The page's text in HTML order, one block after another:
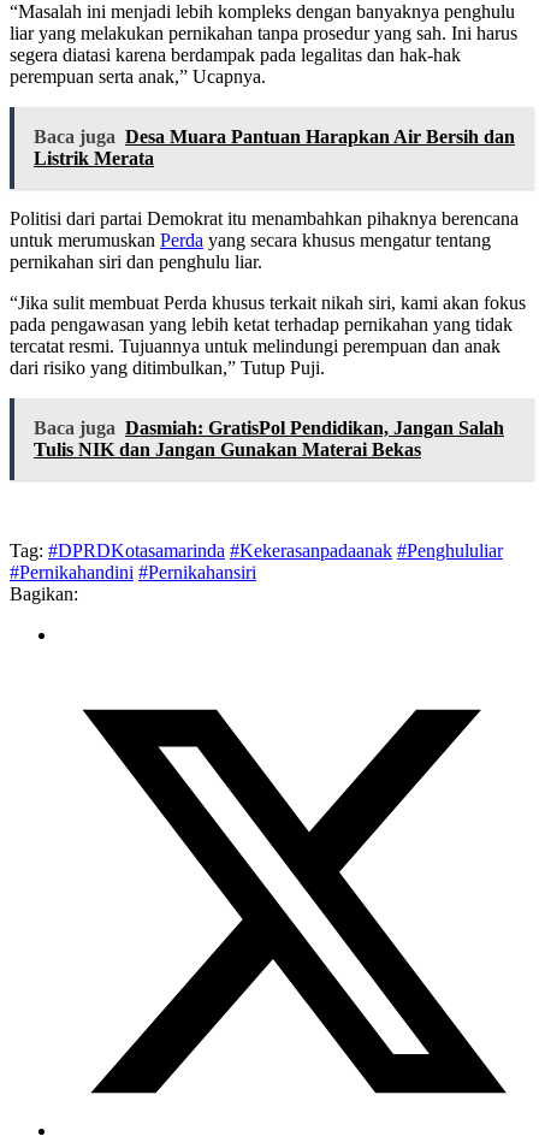
“Masalah ini menjadi lebih kompleks dengan banyaknya penghulu
liar yang melakukan pernikahan tanpa prosedur yang sah. Ini harus
segera diatasi karena berdampak pada legalitas dan hak-hak
perempuan serta anak,” Ucapnya.
Baca juga Desa Muara Pantuan Harapkan Air Bersih dan
Listrik Merata
Politisi dari partai Demokrat itu menambahkan pihaknya berencana
untuk merumuskan Perda yang secara khusus mengatur tentang
pernikahan siri dan penghulu liar.
“Jika sulit membuat Perda khusus terkait nikah siri, kami akan fokus
pada pengawasan yang lebih ketat terhadap pernikahan yang tidak
tercatat resmi. Tujuannya untuk melindungi perempuan dan anak
dari risiko yang ditimbulkan,” Tutup Puji.
Baca juga Dasmiah: GratisPol Pendidikan, Jangan Salah
Tulis NIK dan Jangan Gunakan Materai Bekas
Tag: #DPRDKotasamarinda #Kekerasanpadaanak #Penghululiar
#Pernikahandini #Pernikahansiri
Bagikan: